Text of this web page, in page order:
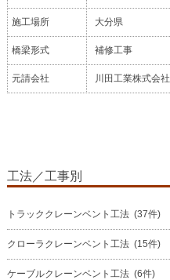
施工場所 大分県
橋梁形式 補修工事
元請会社 川田工業株式会社
工法／工事別
トラッククレーンベント工法 (37件)
クローラクレーンベント工法 (15件)
ケーブルクレーンベント工法 (6件)